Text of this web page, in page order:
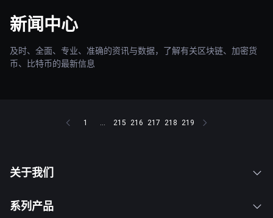
新闻中心
及时、全面、专业、准确的资讯与数据，了解有关区块链、加密货
币、比特币的最新信息
1 ... 215 216 217 218 219
关于我们
系列产品